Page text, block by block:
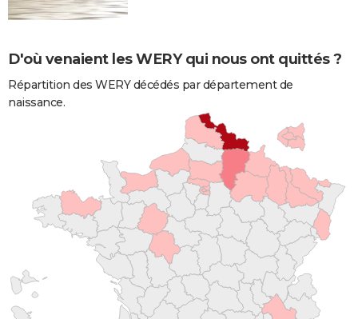
D'où venaient les WERY qui nous ont quittés ?
Répartition des WERY décédés par département de
naissance.